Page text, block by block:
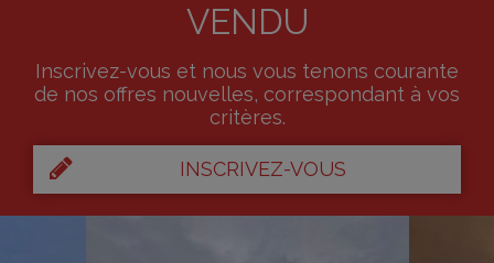
VENDU
Inscrivez-vous et nous vous tenons courante
de nos offres nouvelles, correspondant à vos
critères.
INSCRIVEZ-VOUS